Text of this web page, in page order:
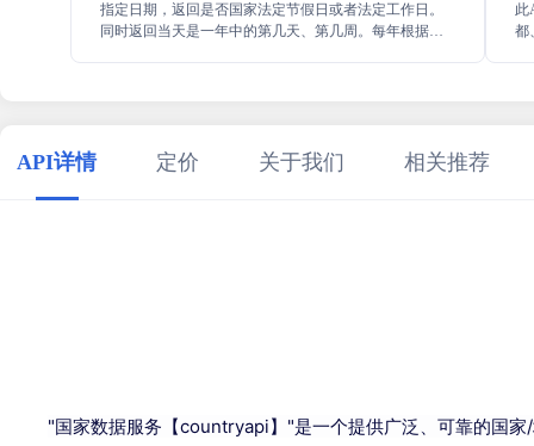
指定日期，返回是否国家法定节假日或者法定工作日。
同时返回当天是一年中的第几天、第几周。每年根据国
此
都
API详情 定价 关于我们 相关推荐
"国家数据服务【countryapi】"是一个提供广泛、可靠的国